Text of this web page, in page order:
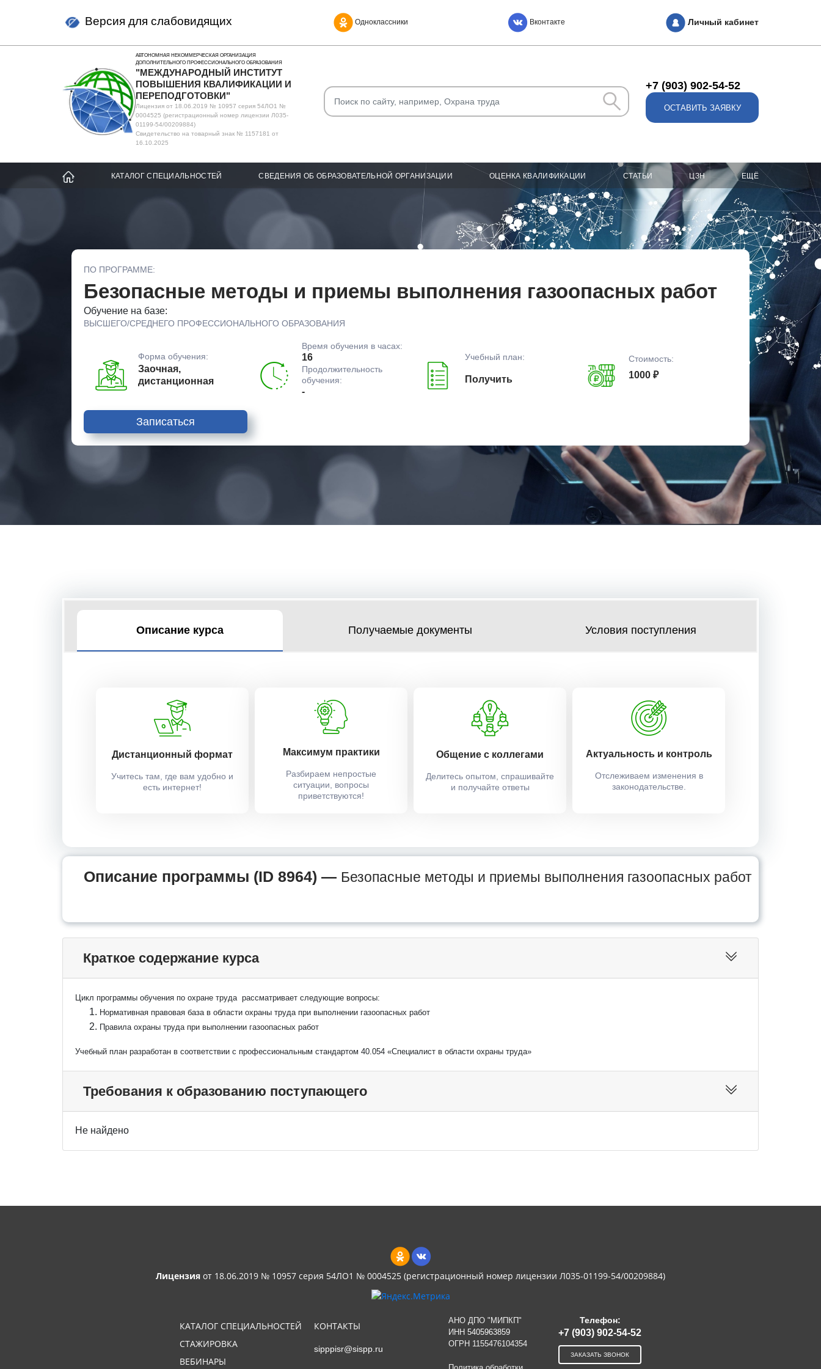
Версия для слабовидящих Одноклассники Вконтакте Личный кабинет
АВТОНОМНАЯ НЕКОММЕРЧЕСКАЯ ОРГАНИЗАЦИЯ
ДОПОЛНИТЕЛЬНОГО ПРОФЕССИОНАЛЬНОГО ОБРАЗОВАНИЯ
"МЕЖДУНАРОДНЫЙ ИНСТИТУТ
ПОВЫШЕНИЯ КВАЛИФИКАЦИИ И
ПЕРЕПОДГОТОВКИ"
Лицензия от 18.06.2019 № 10957 серия 54ЛО1 №
0004525 (регистрационный номер лицензии Л035-
01199-54/00209884)
Свидетельство на товарный знак № 1157181 от
16.10.2025
+7 (903) 902-54-52
ОСТАВИТЬ ЗАЯВКУ
КАТАЛОГ СПЕЦИАЛЬНОСТЕЙ СВЕДЕНИЯ ОБ ОБРАЗОВАТЕЛЬНОЙ ОРГАНИЗАЦИИ ОЦЕНКА КВАЛИФИКАЦИИ СТАТЬИ ЦЗН ЕЩЁ
ПО ПРОГРАММЕ:
Безопасные методы и приемы выполнения газоопасных работ
Обучение на базе:
ВЫСШЕГО/СРЕДНЕГО ПРОФЕССИОНАЛЬНОГО ОБРАЗОВАНИЯ
Форма обучения:
Заочная,
дистанционная
Время обучения в часах:
16
Продолжительность
обучения:
-
Учебный план:
Получить
Стоимость:
1000 ₽
Записаться
Описание курса Получаемые документы Условия поступления
Дистанционный формат
Учитесь там, где вам удобно и
есть интернет!
Максимум практики
Разбираем непростые
ситуации, вопросы
приветствуются!
Общение с коллегами
Делитесь опытом, спрашивайте
и получайте ответы
Актуальность и контроль
Отслеживаем изменения в
законодательстве.
Описание программы (ID 8964) — Безопасные методы и приемы выполнения газоопасных работ
Краткое содержание курса
Цикл программы обучения по охране труда рассматривает следующие вопросы:
Нормативная правовая база в области охраны труда при выполнении газоопасных работ
Правила охраны труда при выполнении газоопасных работ
Учебный план разработан в соответствии с профессиональным стандартом 40.054 «Специалист в области охраны труда»
Требования к образованию поступающего
Не найдено
Лицензия от 18.06.2019 № 10957 серия 54ЛО1 № 0004525 (регистрационный номер лицензии Л035-01199-54/00209884)
КАТАЛОГ СПЕЦИАЛЬНОСТЕЙ
СТАЖИРОВКА
ВЕБИНАРЫ
КОНТАКТЫ
sipppisr@sispp.ru
АНО ДПО "МИПКП"
ИНН 5405963859
ОГРН 1155476104354
Телефон:
+7 (903) 902-54-52
ЗАКАЗАТЬ ЗВОНОК